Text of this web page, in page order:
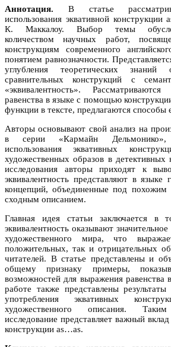
Аннотация. В статье
использования эквативной конструкции
К. Маккалоу. Выбор темы
количеством научных работ,
конструкциям современного
понятием равнозначности.
углубления теоретических знаний
сравнительных конструкций с
«эквивалентность».
равенства в языке с помощью
функции в тексте, предлагаются способы
Авторы основывают свой анализ на
в серии «Кармайн Дельмонико»,
использования эквативных
художественных образов в детективных
исследования авторы приходят к
эквивалентность представляют в языке
концепций, объединенные под похожим
сходным описанием.
Главная идея статьи заключается в
эквивалентность оказывают
художественного мира, что
положительных, так и отрицательных
читателей. В статье представлены и
общему признаку примеры,
возможностей для выражения равенства
работе также представлены результаты
употребления эквативных
художественного описания.
исследование представляет важный
конструкции as…as.